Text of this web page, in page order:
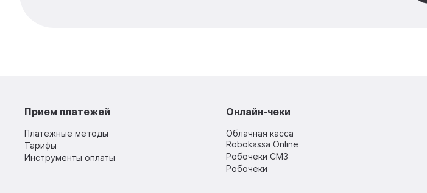
Прием платежей
Платежные методы
Тарифы
Инструменты оплаты
Онлайн-чеки
Облачная касса
Robokassa Online
Робочеки СМЗ
Робочеки